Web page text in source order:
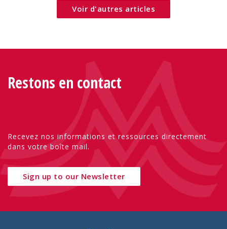
Voir d'autres articles
Restons en contact
Recevez nos informations et ressources directement
dans votre boîte mail.
Sign up to our Newsletter